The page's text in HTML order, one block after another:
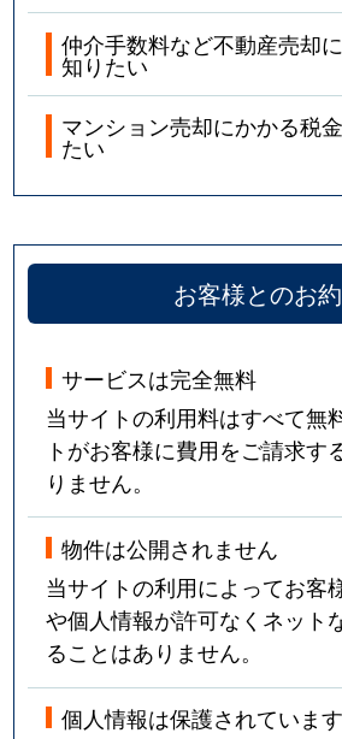
仲介手数料など不動産売却
知りたい
マンション売却にかかる税
たい
お客様とのお
サービスは完全無料
当サイトの利用料はすべて無
トがお客様に費用をご請求す
りません。
物件は公開されません
当サイトの利用によってお客
や個人情報が許可なくネット
ることはありません。
個人情報は保護されています